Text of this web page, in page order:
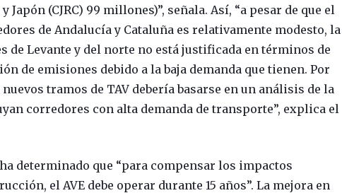
(CJRC) 99 millones)”, señala. Así, “a pesar de que el
de Andalucía y Cataluña es relativamente modesto, la
de Levante y del norte no está justificada en términos de
de emisiones debido a la baja demanda que tienen. Por
tramos de TAV debería basarse en un análisis de la
corredores con alta demanda de transporte”, explica el
determinado que “para compensar los impactos
el AVE debe operar durante 15 años”. La mejora en